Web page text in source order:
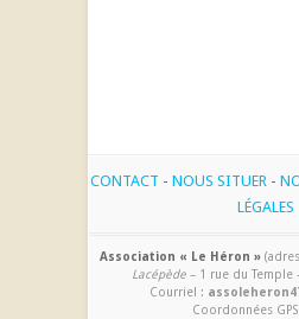
CONTACT - NOUS SITUER -
LÉGALES
Association « Le Héron »
Lacépède– 1 rue du Temple
Courriel :
Coordonnées